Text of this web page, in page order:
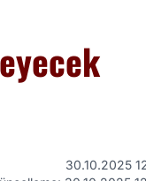
30.10.2025